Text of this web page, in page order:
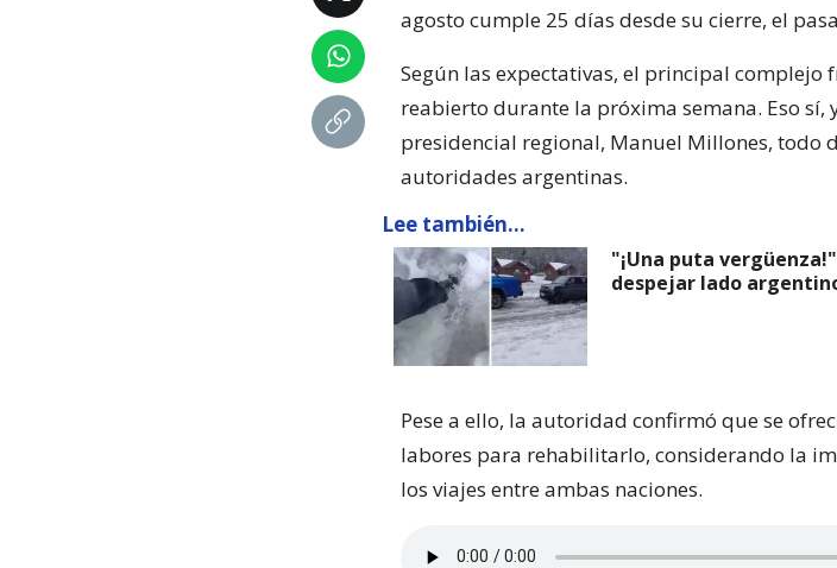
agosto cumple 25 días desde su cierre, el
Según las expectativas, el principal
reabierto durante la próxima semana. Eso sí,
presidencial regional, Manuel Millones, todo
autoridades argentinas.
Lee también...
"¡Una puta
despejar lado
Pese a ello, la autoridad confirmó que se
labores para rehabilitarlo, considerando la
los viajes entre ambas naciones.